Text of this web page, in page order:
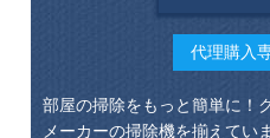
代理購入
部屋の掃除をもっと簡単に！
メーカーの掃除機を揃えてい